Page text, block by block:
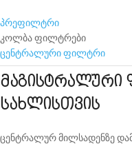
პრეფილტრი
კოლბა ფილტრები
ცენტრალური ფილტრი
სახლისთვის
ცენტრალურ მილსადენზე